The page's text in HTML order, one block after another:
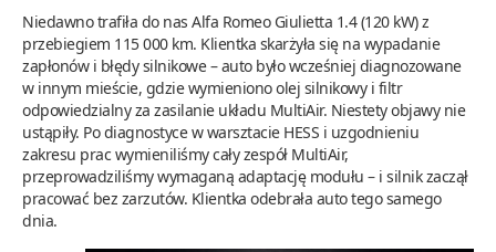
Niedawno trafiła do nas Alfa Romeo Giulietta 1.4 (120 kW) z
przebiegiem 115 000 km. Klientka skarżyła się na wypadanie
zapłonów i błędy silnikowe – auto było wcześniej diagnozowane
w innym mieście, gdzie wymieniono olej silnikowy i filtr
odpowiedzialny za zasilanie układu MultiAir. Niestety objawy nie
ustąpiły. Po diagnostyce w warsztacie HESS i uzgodnieniu
zakresu prac wymieniliśmy cały zespół MultiAir,
przeprowadziliśmy wymaganą adaptację modułu – i silnik zaczął
pracować bez zarzutów. Klientka odebrała auto tego samego
dnia.